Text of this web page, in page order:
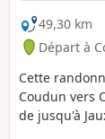
49,30 km
Départ à
Cette
Coudun vers
de jusqu'à